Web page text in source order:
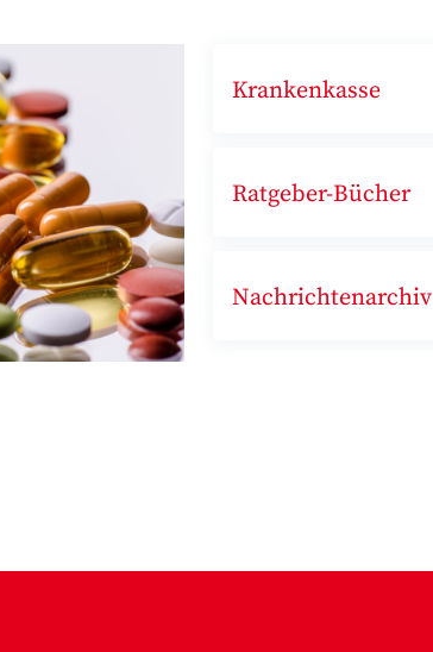
Krankenkasse
Ratgeber-Bücher
Nachrichtenarchiv